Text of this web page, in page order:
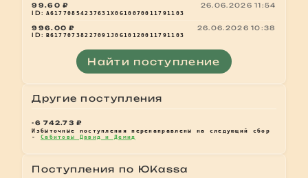
99.60 ₽ 26.06.2026 11:54
ID: A61770854237631X0G10070011791103
996.00 ₽ 26.06.2026 10:38
ID: B61770738227091J0G10120011791103
Найти поступление
Другие поступления
-6 742.73 ₽
Избыточные поступления перенаправлены на следующий сбор
- Сабитовы Давид и Демид
Поступления по ЮKassa